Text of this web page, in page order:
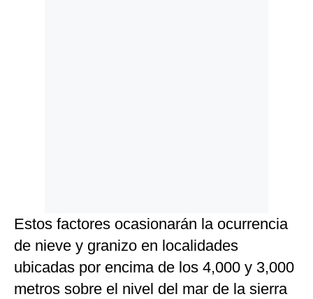
Estos factores ocasionarán la ocurrencia
de nieve y granizo en localidades
ubicadas por encima de los 4,000 y 3,000
metros sobre el nivel del mar de la sierra